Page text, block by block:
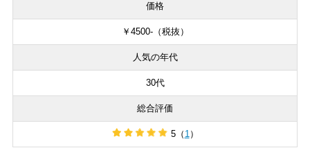
価格
￥4500-（税抜）
人気の年代
30代
総合評価
5（ 1）